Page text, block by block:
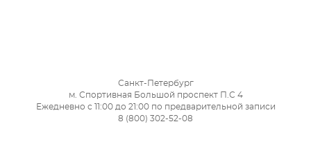
Санкт-Петербург
м. Спортивная Большой проспект П.С 4
Ежедневно с 11:00 до 21:00 по предварительной записи
8 (800) 302-52-08